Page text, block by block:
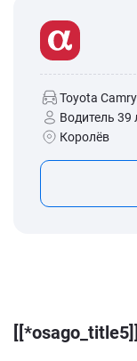
Toyota Camry
Водитель 39
Королёв
[[*osago_title5]]